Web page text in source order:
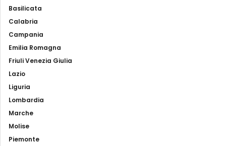
Basilicata
Calabria
Campania
Emilia Romagna
Friuli Venezia Giulia
Lazio
Liguria
Lombardia
Marche
Molise
Piemonte